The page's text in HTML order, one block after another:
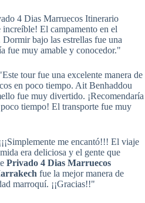
4 Dias Marruecos Itinerario
El campamento en el
bajo las estrellas fue una
fue muy amable y conocedor."
tour fue una excelente manera de
en poco tiempo. Ait Benhaddou
fue muy divertido. ¡Recomendaría
tiempo! El transporte fue muy
me encantó!!! El viaje
era deliciosa y el gente que
Privado 4 Dias Marruecos
fue la mejor manera de
marroquí. ¡¡Gracias!!"